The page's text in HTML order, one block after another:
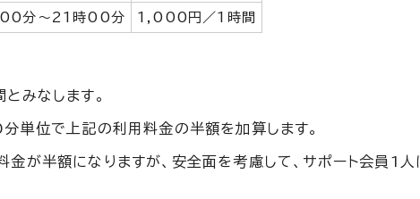
分～21時00分 1,000円／1時間
みなします。
単位で上記の利用料金の半額を加算します。
が半額になりますが、安全面を考慮して、サポート会員1人